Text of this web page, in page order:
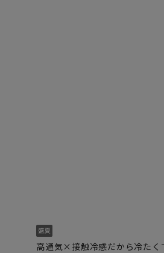
高通気×接触冷感だから冷たく